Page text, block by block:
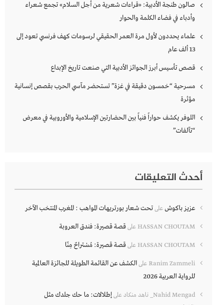
صالون طنجة الأدبية: «قراءات شعرية من أجل السلام» تجمع شعراء
وأدباء في فضاء الكلمة والحوار
علماء يحددون لأول مرة العمر الحقيقي لرسومات كهف فرنسي تعود إلى
13 ألف عام
قصص تأسيس أبرز الجوائز الأدبية التي صنعت تاريخ الإبداع
مسرحية “خمسون دقيقة في غزة” تستحضر مآسي الحرب بقصص إنسانية
مؤثرة
اللوفر يكشف حواراً فنياً بين الحضارتين الإسلامية والأوروبية في معرض
“تآلفات”
أحدث التعليقات
عزيز باكوش علىتحت شعار بورتريهات المواهب : المغرب المنتخب الآخر
HASSAN CHOUTAM علىقصة قصيرة: فندق العروبة
HASSAN CHOUTAM علىقصة قصيرة: مُسْتراحٌ مِنّا
Ranim Zammeli علىالكشف عن القائمة الطويلة للجائزة العالمية
للرواية العربية 2026
Nahid Mengad_ ناهد منكاد علىإطلالات: ما حك جلدك مثل